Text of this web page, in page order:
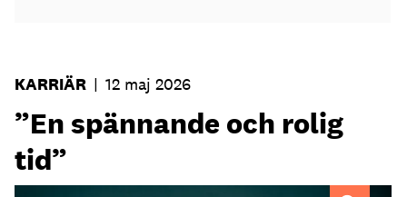
KARRIÄR | 12 maj 2026
”En spännande och rolig
tid”